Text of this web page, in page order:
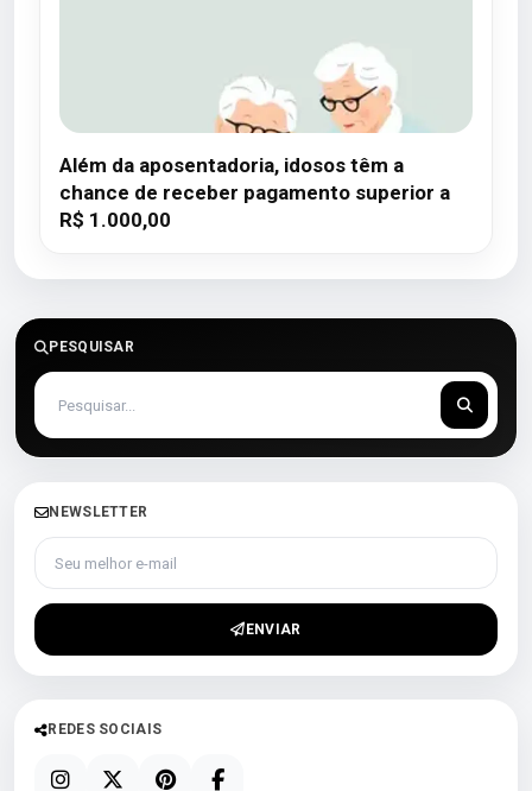
Além da aposentadoria, idosos têm a
chance de receber pagamento superior a
R$ 1.000,00
PESQUISAR
NEWSLETTER
Seu melhor e-mail
ENVIAR
REDES SOCIAIS